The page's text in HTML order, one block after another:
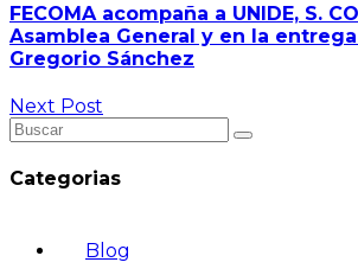
FECOMA acompaña a UNIDE, S.
Asamblea General y en la
Gregorio Sánchez
Next Post
Categorias
Blog